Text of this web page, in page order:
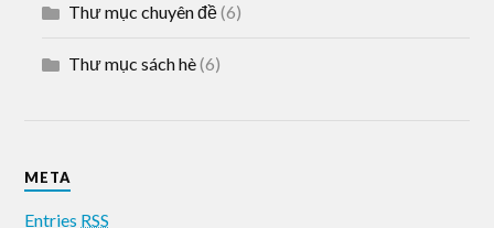
Thư mục chuyên đề(6)
Thư mục sách hè(6)
META
Entries RSS